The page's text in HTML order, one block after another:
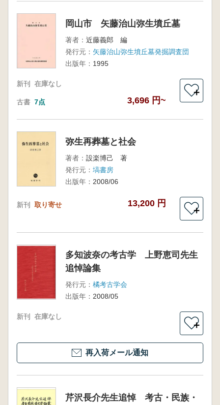
岡山市 矢藤治山弥生墳丘墓
著者： 近藤義郎 編
発行元： 矢藤治山弥生墳丘墓発掘調査団
出版年： 1995
新刊 在庫なし
古書 7点 3,696 円~
＋
弥生再葬墓と社会
著者： 設楽博己 著
発行元： 塙書房
出版年： 2008/06
新刊 取り寄せ 13,200 円
＋
多知波奈の考古学 上野恵司先生
追悼論集
発行元： 橘考古学会
出版年： 2008/05
新刊 在庫なし
＋
再入荷メール通知
芹沢長介先生追悼 考古・民族・